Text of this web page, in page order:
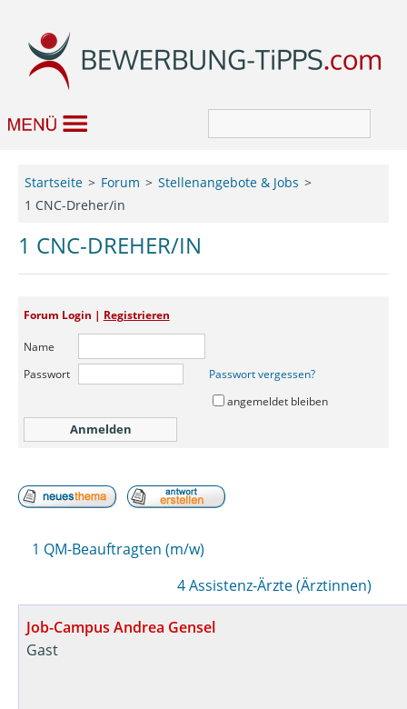
Job & Karriere
Bewerbungseditor
Startseite Forum
Stellenangebote & Jobs
1 CNC-Dreher/in
1 CNC-DREHER/IN
Forum Login | Registrieren
Name
Passwort
Passwort vergessen?
angemeldet bleiben
1 QM-Beauftragten (m/w)
4 Assistenz-Ärzte (Ärztinnen)
Job-Campus Andrea Gensel
Gast